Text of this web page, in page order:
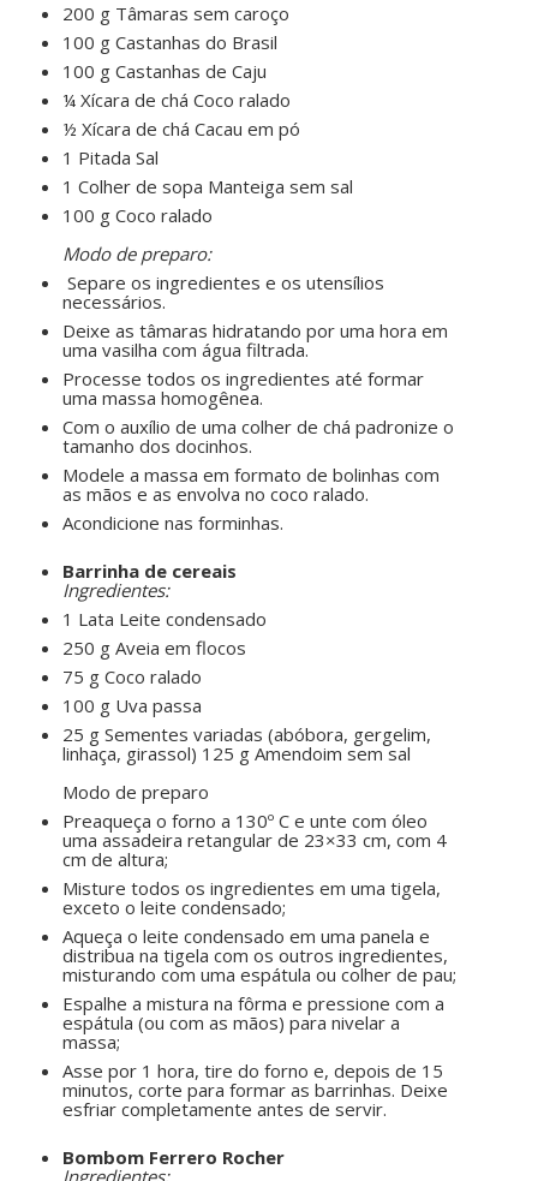
200 g Tâmaras sem caroço
100 g Castanhas do Brasil
100 g Castanhas de Caju
¼ Xícara de chá Coco ralado
½ Xícara de chá Cacau em pó
1 Pitada Sal
1 Colher de sopa Manteiga sem sal
100 g Coco ralado
Modo de preparo:
Separe os ingredientes e os utensílios
necessários.
Deixe as tâmaras hidratando por uma hora em
uma vasilha com água filtrada.
Processe todos os ingredientes até formar
uma massa homogênea.
Com o auxílio de uma colher de chá padronize o
tamanho dos docinhos.
Modele a massa em formato de bolinhas com
as mãos e as envolva no coco ralado.
Acondicione nas forminhas.
Barrinha de cereais
Ingredientes:
1 Lata Leite condensado
250 g Aveia em flocos
75 g Coco ralado
100 g Uva passa
25 g Sementes variadas (abóbora, gergelim,
linhaça, girassol) 125 g Amendoim sem sal
Modo de preparo
Preaqueça o forno a 130º C e unte com óleo
uma assadeira retangular de 23×33 cm, com 4
cm de altura;
Misture todos os ingredientes em uma tigela,
exceto o leite condensado;
Aqueça o leite condensado em uma panela e
distribua na tigela com os outros ingredientes,
misturando com uma espátula ou colher de pau;
Espalhe a mistura na fôrma e pressione com a
espátula (ou com as mãos) para nivelar a
massa;
Asse por 1 hora, tire do forno e, depois de 15
minutos, corte para formar as barrinhas. Deixe
esfriar completamente antes de servir.
Bombom Ferrero Rocher